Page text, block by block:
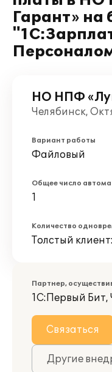
Гарант» на
НО НПФ
Челябинск,
Вариант работы
Файловый
Общее число
1
Количество
Толстый
Партнер,
1С:Первый Бит,
Связаться
Другие